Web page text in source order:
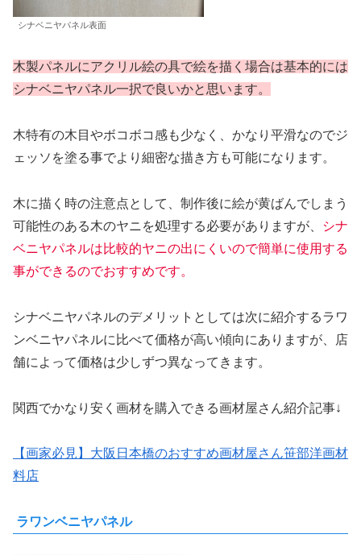
シナベニヤパネル表面
木製パネルにアクリル絵の具で絵を描く場合は基本的には
シナベニヤパネル一択で良いかと思います。
木特有の木目やボコボコ感も少なく、かなり平滑なのでジ
ェッソを塗る事でより細密な描き方も可能になります。
木に描く時の注意点として、制作後に絵が黄ばんでしまう
可能性のある木のヤニを処理する必要がありますが、
シナ
ベニヤパネルは比較的ヤニの出にくいので簡単に使用する
事ができるのでおすすめです。
シナベニヤパネルのデメリットとしては次に紹介するラワ
ンベニヤパネルに比べて価格が高い傾向にありますが、店
舗によって価格は少しずつ異なってきます。
関西でかなり安く画材を購入できる画材屋さん紹介記事↓
【画家必見】大阪日本橋のおすすめ画材屋さん笹部洋画材
料店
ラワンベニヤパネル